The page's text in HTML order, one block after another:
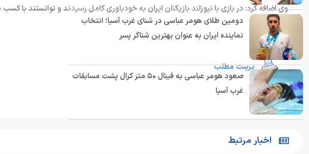
وی اضافه کرد: در بازی با نیوزلند بازیکنان ایران به خودباوری کامل رسیدند و توانستند با
انتهای پیام
پرینت مطلب
دومین طلای هومر عباسی در شنای غرب آسیا؛ انتخاب
نماینده ایران به عنوان بهترین شناگر پسر
صعود هومر عباسی به فینال ۵۰ متر کرال پشت مسابقات
غرب آسیا
اخبار مرتبط